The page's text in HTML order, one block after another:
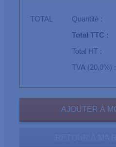
TOTAL Quantité :
Total TTC :
Total HT :
TVA (20,0%) :